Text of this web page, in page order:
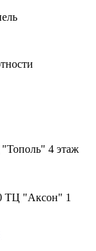
4 этаж
ТЦ "Аксон" 1